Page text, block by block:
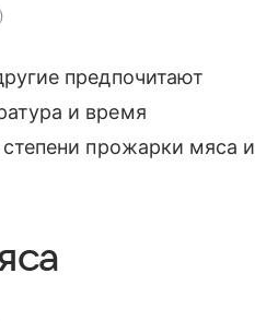
предпочитают
и время
прожарки мяса и